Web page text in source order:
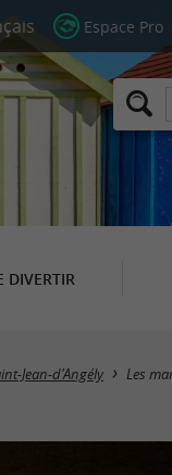
Espace Pro
DIVERTIR
Jean-d'Angély Les